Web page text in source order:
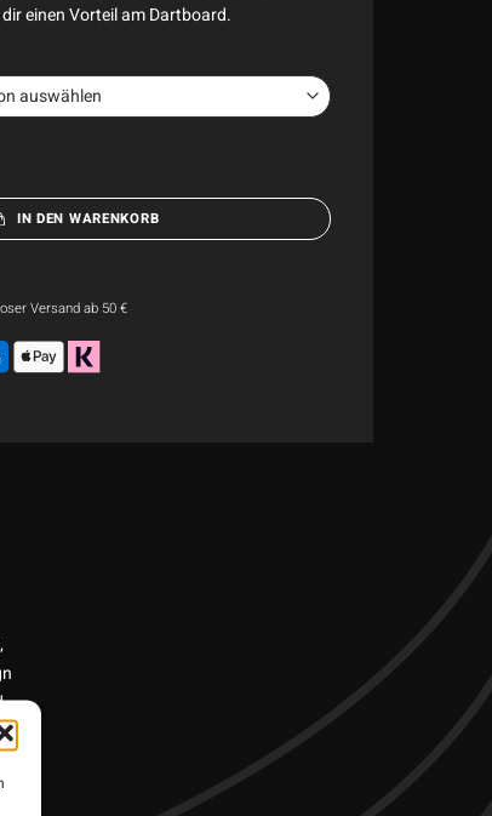
einen Vorteil am Dartboard.
IN DEN WARENKORB
Versand ab 50 €